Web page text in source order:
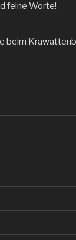
feine Worte!
beim